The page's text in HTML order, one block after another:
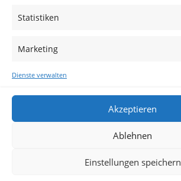
Statistiken
Marketing
Dienste verwalten
Akzeptieren
Ablehnen
Einstellungen speichern
Anmelden
Kommentar-Feed
WordPress.org
Cookie-Richtlinie (EU)